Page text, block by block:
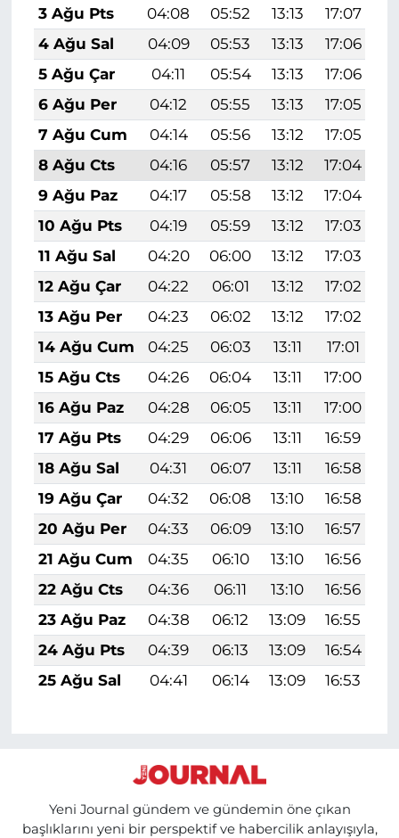
3 Ağu Pts
04:08 05:52 13:13 17:07
4 Ağu Sal
04:09 05:53 13:13 17:06
5 Ağu Çar
04:11 05:54 13:13 17:06
6 Ağu Per
04:12 05:55 13:13 17:05
7 Ağu Cum
04:14 05:56 13:12 17:05
8 Ağu Cts
04:16 05:57 13:12 17:04
9 Ağu Paz
04:17 05:58 13:12 17:04
10 Ağu Pts
04:19 05:59 13:12 17:03
11 Ağu Sal
04:20 06:00 13:12 17:03
12 Ağu Çar
04:22 06:01 13:12 17:02
13 Ağu Per
04:23 06:02 13:12 17:02
14 Ağu Cum
04:25 06:03 13:11 17:01
15 Ağu Cts
04:26 06:04 13:11 17:00
16 Ağu Paz
04:28 06:05 13:11 17:00
17 Ağu Pts
04:29 06:06 13:11 16:59
18 Ağu Sal
04:31 06:07 13:11 16:58
19 Ağu Çar
04:32 06:08 13:10 16:58
20 Ağu Per
04:33 06:09 13:10 16:57
21 Ağu Cum
04:35 06:10 13:10 16:56
22 Ağu Cts
04:36 06:11 13:10 16:56
23 Ağu Paz
04:38 06:12 13:09 16:55
24 Ağu Pts
04:39 06:13 13:09 16:54
25 Ağu Sal
04:41 06:14 13:09 16:53
Yeni Journal gündem ve gündemin öne çıkan
başlıklarını yeni bir perspektif ve habercilik anlayışıyla,